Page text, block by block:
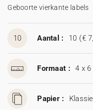
Geboorte vierkante labels
10 Aantal : 10 (€
Formaat : 4 x
Papier :